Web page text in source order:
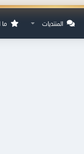
المنتديات ما